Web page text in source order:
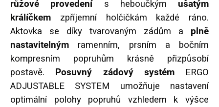
růžové provedenís heboučkým ušatým
králíčkem zpříjemní holčičkám každé ráno.
Aktovka se díky tvarovaným zádům a plně
nastavitelným ramenním, prsním a bočním
kompresním popruhům krásně přizpůsobí
postavě. Posuvný zádový systémERGO
ADJUSTABLE SYSTEM umožňuje nastavení
optimální polohy popruhů vzhledem k výšce